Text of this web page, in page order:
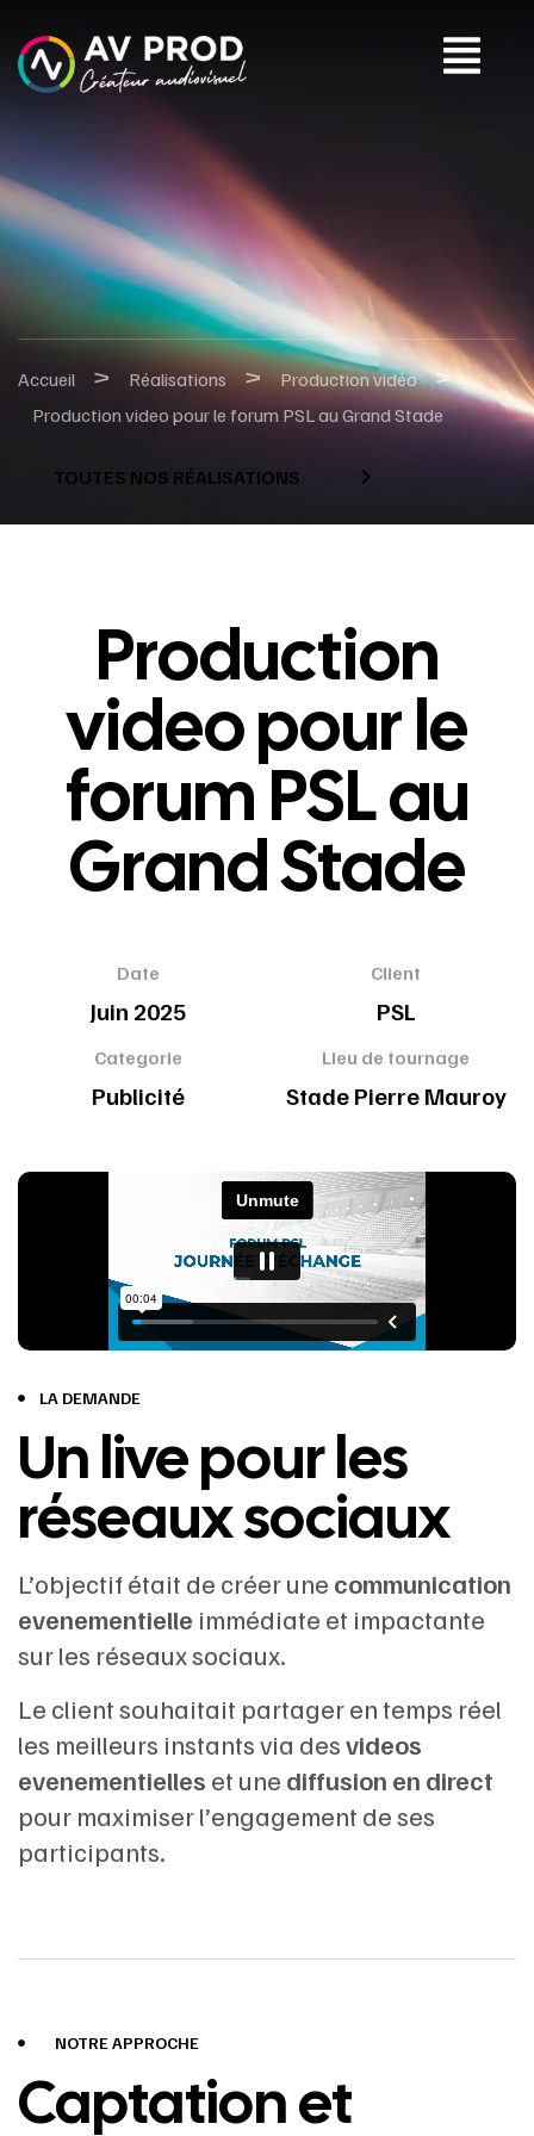
Accueil > Réalisations > Production vidéo >
Production video pour le forum PSL au Grand Stade
TOUTES NOS RÉALISATIONS
Production
video pour le
forum PSL au
Grand Stade
Date
Juin 2025
Client
PSL
Categorie
Publicité
Lieu de tournage
Stade Pierre Mauroy
LA DEMANDE
Un live pour les
réseaux sociaux
L’objectif était de créer une communication
evenementielle immédiate et impactante
sur les réseaux sociaux.
Le client souhaitait partager en temps réel
les meilleurs instants via desvideos
evenementielles et une diffusion en direct
pour maximiser l’engagement de ses
participants.
NOTRE APPROCHE
Captation et